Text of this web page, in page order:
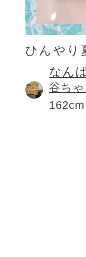
ひんやり
なん
谷ち
162cm